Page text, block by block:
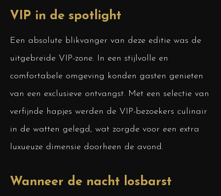
VIP in de spotlight
Een absolute blikvanger van deze editie was de
uitgebreide VIP-zone. In een stijlvolle en
comfortabele omgeving konden gasten genieten
van een exclusieve ontvangst. Met een selectie van
verfijnde hapjes werden de VIP-bezoekers culinair
in de watten gelegd, wat zorgde voor een extra
luxueuze dimensie doorheen de avond.
Wanneer de nacht losbarst